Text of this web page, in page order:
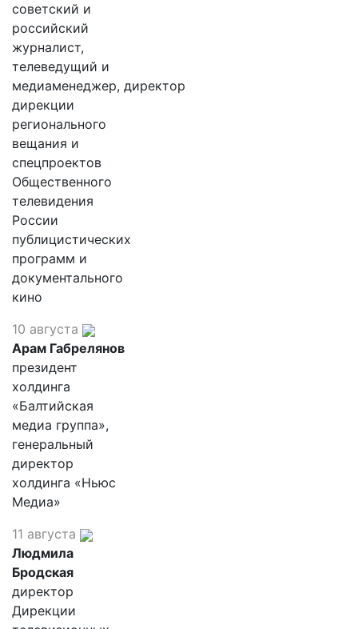
советский и
российский
журналист,
телеведущий и
медиаменеджер, директор
дирекции
регионального
вещания и
спецпроектов
Общественного
телевидения
России
публицистических
программ и
документального
кино
10 августа
Арам Габрелянов
президент
холдинга
«Балтийская
медиа группа»,
генеральный
директор
холдинга «Ньюс
Медиа»
11 августа
Людмила
Бродская
директор
Дирекции